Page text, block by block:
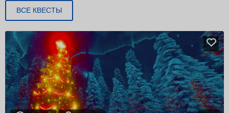
ВСЕ КВЕСТЫ